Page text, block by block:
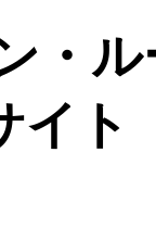
・
イト